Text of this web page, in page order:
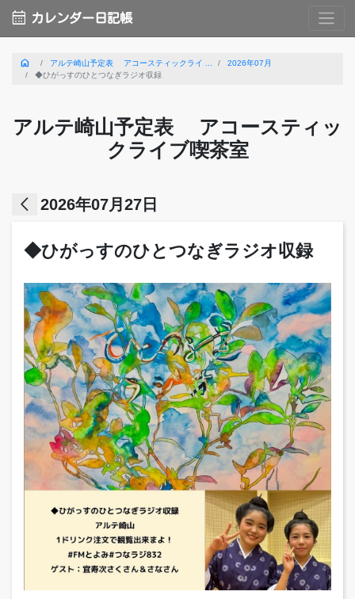
calendar_month カレンダー日記帳
home アルテ崎山予定表 アコースティックライ ...
2026年07月
◆ひがっすのひとつなぎラジオ収録
アルテ崎山予定表 アコースティッ
クライブ喫茶室
arrow_back_ios 2026年07月27日
◆ひがっすのひとつなぎラジオ収録